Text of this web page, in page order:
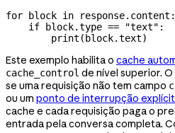
for block in response.content:
    if
block.type == "text" :
        print
(block.text)
Este exemplo habilita o cache
cache_control de nível superior.
se uma requisição não tem campo
ou um ponto de interrupção
cache e cada requisição paga o
entrada pela conversa completa.